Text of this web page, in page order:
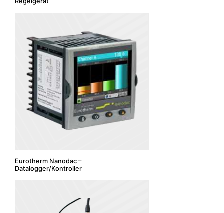
Eurotherm Nanodac –
Datalogger/Kontroller